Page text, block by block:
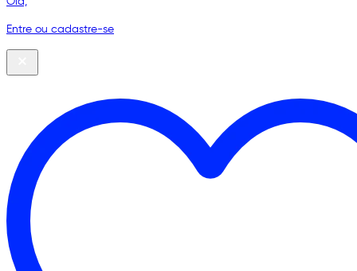
Entre ou cadastre-se